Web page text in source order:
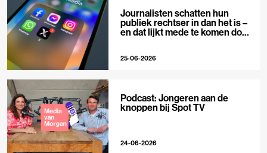
Journalisten schatten hun
publiek rechtser in dan het is –
en dat lijkt mede te komen door
25-06-2026
Podcast: Jongeren aan de
knoppen bij Spot TV
24-06-2026